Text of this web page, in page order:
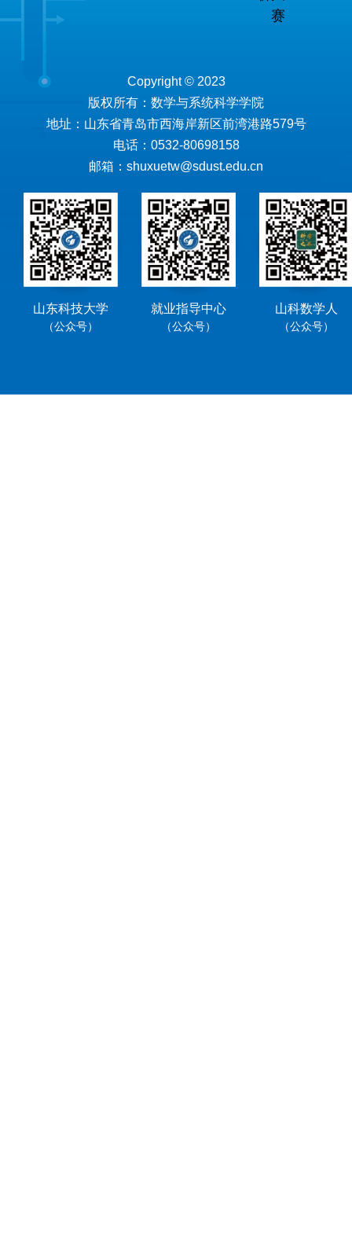
赛
Copyright © 2023
版权所有：数学与系统科学学院
地址：山东省青岛市西海岸新区前湾港路579号
电话：0532-80698158
邮箱：shuxuetw@sdust.edu.cn
山东科技大学
（公众号）
就业指导中心
（公众号）
山科数学人
（公众号）